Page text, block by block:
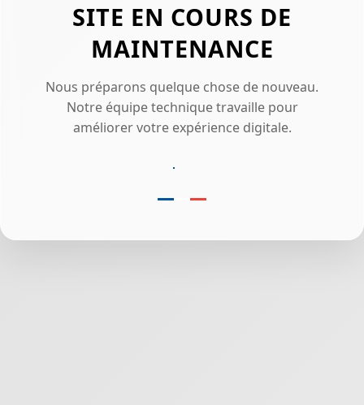
SITE EN COURS DE
MAINTENANCE
Nous préparons quelque chose de nouveau.
Notre équipe technique travaille pour
améliorer votre expérience digitale.